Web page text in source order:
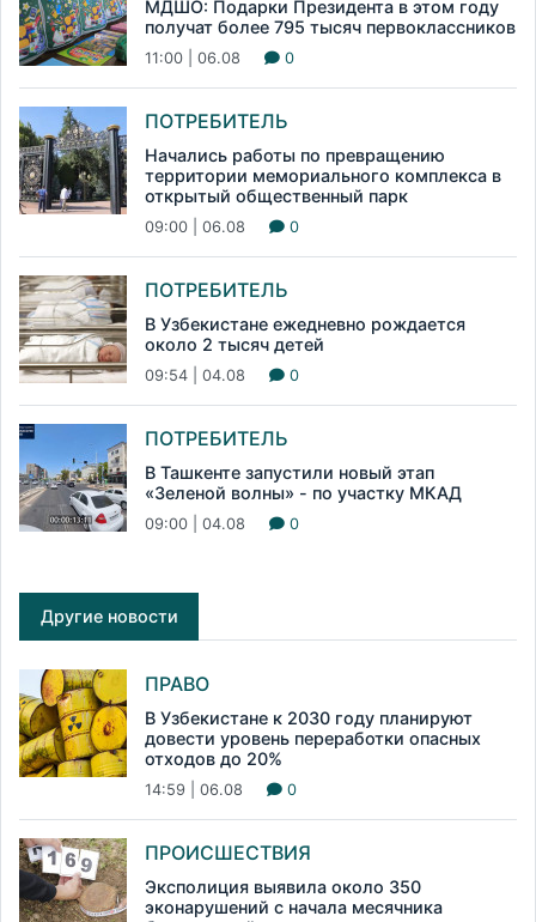
МДШО: Подарки Президента в этом году
получат более 795 тысяч первоклассников
11:00 | 06.08 0
ПОТРЕБИТЕЛЬ
Начались работы по превращению
территории мемориального комплекса в
открытый общественный парк
09:00 | 06.08 0
ПОТРЕБИТЕЛЬ
В Узбекистане ежедневно рождается
около 2 тысяч детей
09:54 | 04.08 0
ПОТРЕБИТЕЛЬ
В Ташкенте запустили новый этап
«Зеленой волны» - по участку МКАД
09:00 | 04.08 0
Другие новости
ПРАВО
В Узбекистане к 2030 году планируют
довести уровень переработки опасных
отходов до 20%
14:59 | 06.08 0
ПРОИСШЕСТВИЯ
Эксполиция выявила около 350
эконарушений с начала месячника